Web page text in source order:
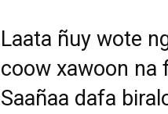
Laata ñuy wote
coow xawoon na
Saañaa dafa